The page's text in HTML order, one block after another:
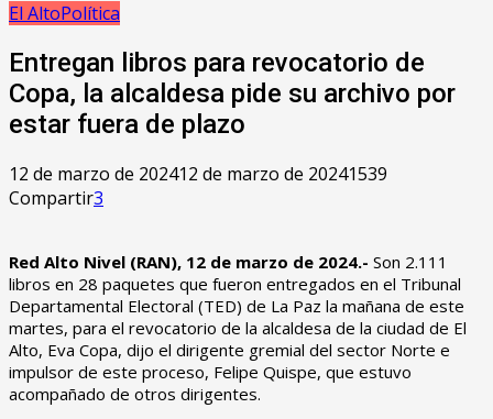
El AltoPolítica
Entregan libros para revocatorio de
Copa, la alcaldesa pide su archivo por
estar fuera de plazo
12 de marzo de 202412 de marzo de 20241539
Compartir3
Red Alto Nivel (RAN), 12 de marzo de 2024.- Son 2.111
libros en 28 paquetes que fueron entregados en el Tribunal
Departamental Electoral (TED) de La Paz la mañana de este
martes, para el revocatorio de la alcaldesa de la ciudad de El
Alto, Eva Copa, dijo el dirigente gremial del sector Norte e
impulsor de este proceso, Felipe Quispe, que estuvo
acompañado de otros dirigentes.